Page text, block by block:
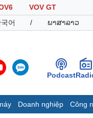
VOV GT
어 / ພາສາລາວ
Podcast
Doanh nghiệp Công